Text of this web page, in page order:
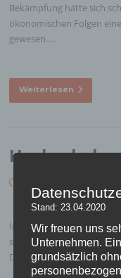
Bekämpfung hätte sich
ökonomischen Folgen
gewesen….
Weiterlesen
In der „Welt“ ist ein
studentischer Perspektive
Das Motto der Autorin ist
Stand: 23.04.2020
Wir freuen uns
Unternehmen.
grundsätzlich